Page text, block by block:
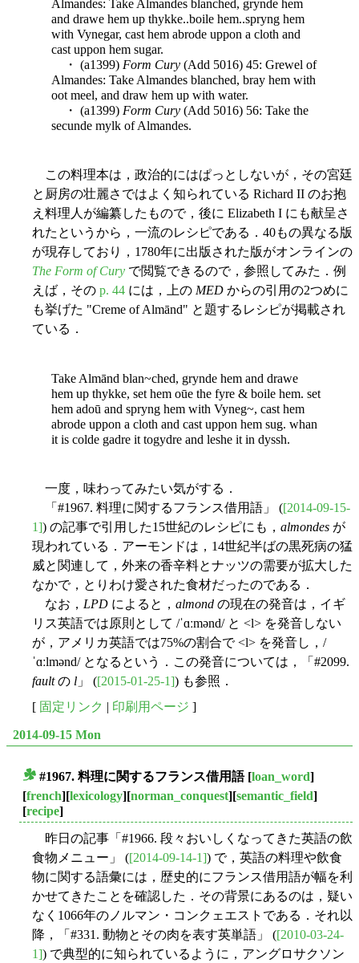
Almandes: Take Almandes blanched, grynde hem
and drawe hem up thykke..boile hem..spryng hem
with Vynegar, cast hem abrode uppon a cloth and
cast uppon hem sugar.
・ (a1399) Form Cury (Add 5016) 45: Grewel of
Almandes: Take Almandes blanched, bray hem with
oot meel, and draw hem up with water.
・ (a1399) Form Cury (Add 5016) 56: Take the
secunde mylk of Almandes.
この料理本は，政治的にはぱっとしないが，その宮廷
と厨房の壮麗さではよく知られている Richard II のお抱
え料理人が編纂したもので，後に Elizabeth I にも献呈さ
れたというから，一流のレシピである．40もの異なる版
が現存しており，1780年に出版された版がオンラインの
The Form of Cury で閲覧できるので，参照してみた．例
えば，その p. 44 には，上の MED からの引用の2つめに
も挙げた "Creme of Almānd" と題するレシピが掲載され
ている．
Take Almānd blan~ched, grynde hem and drawe
hem up thykke, set hem oūe the fyre & boile hem. set
hem adoū and spryng hem with Vyneg~, cast hem
abrode uppon a cloth and cast uppon hem sug. whan
it is colde gadre it togydre and leshe it in dyssh.
一度，味わってみたい気がする．
「#1967. 料理に関するフランス借用語」 ([2014-09-15-
1]) の記事で引用した15世紀のレシピにも， almondes が
現われている．アーモンドは，14世紀半ばの黒死病の猛
威と関連して，外来の香辛料とナッツの需要が拡大した
なかで，とりわけ愛された食材だったのである．
なお， LPD によると， almond の現在の発音は，イギ
リス英語では原則として /ˈɑːmənd/ と <l> を発音しない
が，アメリカ英語では75%の割合で <l> を発音し，/
ˈɑːlmənd/ となるという．この発音については，「#2099.
faultの l 」 ([2015-01-25-1]) も参照．
[ 固定リンク | 印刷用ページ ]
2014-09-15 Mon
#1967. 料理に関するフランス借用語[loan_word]
[french][lexicology][norman_conquest][semantic_field]
[recipe]
昨日の記事「#1966. 段々おいしくなってきた英語の飲
食物メニュー」 ([2014-09-14-1]) で，英語の料理や飲食
物に関する語彙には，歴史的にフランス借用語が幅を利
かせてきたことを確認した．その背景にあるのは，疑い
なく1066年のノルマン・コンクェエストである．それ以
降，「#331. 動物とその肉を表す英単語」 ([2010-03-24-
1]) で典型的に知られているように，アングロサクソン